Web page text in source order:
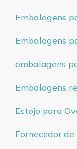
Embalagens
Embalagens
embalagens
Embalagens
Estojo para
Fornecedor